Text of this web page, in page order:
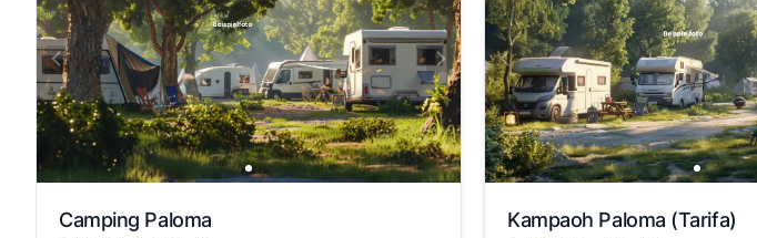
Camping Paloma Kampaoh Paloma (Tarifa)